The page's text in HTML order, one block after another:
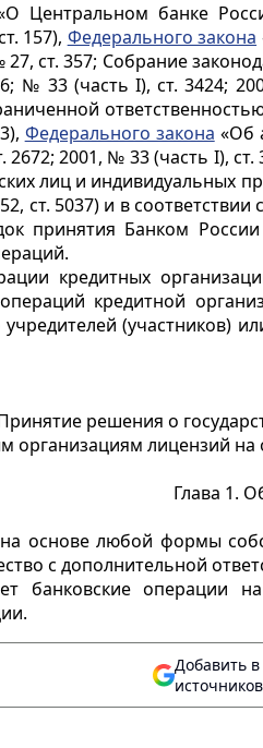
Центральном банке
157), Федерального закона
ст. 357; Собрание
№ 33 (часть I), ст. 3424;
Федерального закона «Об
2001, № 33 (часть I),
лиц и индивидуальных
ст. 5037) и в
принятия Банком
кредитных
кредитной
(участников)
решения о
организациям лицензий
Глава 1.
на основе любой формы
с дополнительной
банковские операции
Добавить